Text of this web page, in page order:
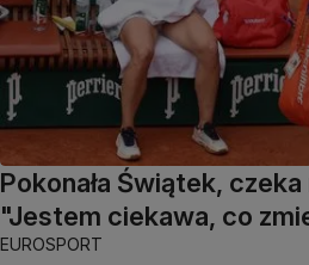
Pokonała Świątek,
"Jestem ciekawa, co
EUROSPORT